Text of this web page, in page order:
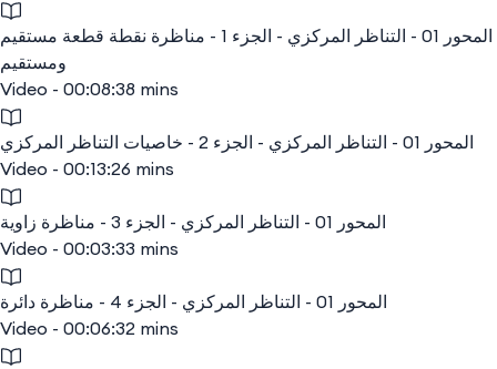
المحور 01 - التناظر المركزي - الجزء 1 - مناظرة نقطة قطعة مستقيم
ومستقيم
Video - 00:08:38 mins
المحور 01 - التناظر المركزي - الجزء 2 - خاصيات التناظر المركزي
Video - 00:13:26 mins
المحور 01 - التناظر المركزي - الجزء 3 - مناظرة زاوية
Video - 00:03:33 mins
المحور 01 - التناظر المركزي - الجزء 4 - مناظرة دائرة
Video - 00:06:32 mins